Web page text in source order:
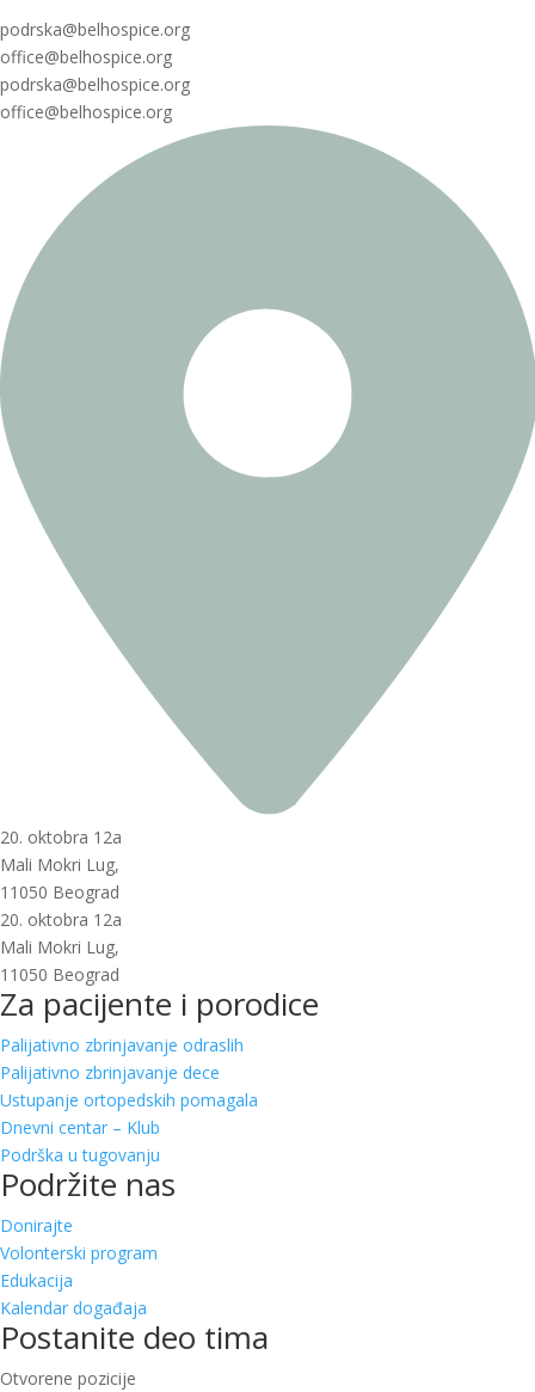
podrska@belhospice.org
office@belhospice.org
podrska@belhospice.org
office@belhospice.org
20. oktobra 12a
Mali Mokri Lug,
11050 Beograd
20. oktobra 12a
Mali Mokri Lug,
11050 Beograd
Za pacijente i porodice
Palijativno zbrinjavanje odraslih
Palijativno zbrinjavanje dece
Ustupanje ortopedskih pomagala
Dnevni centar – Klub
Podrška u tugovanju
Podržite nas
Donirajte
Volonterski program
Edukacija
Kalendar događaja
Postanite deo tima
Otvorene pozicije